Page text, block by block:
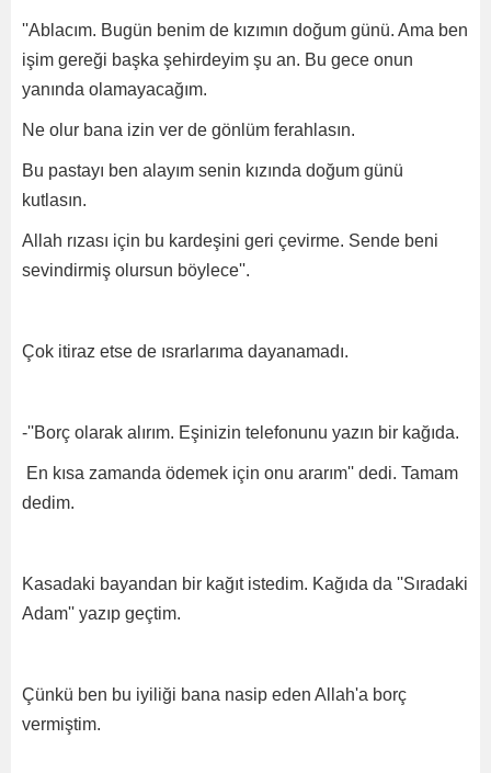
''Ablacım. Bugün benim de kızımın doğum günü. Ama ben
işim gereği başka şehirdeyim şu an. Bu gece onun
yanında olamayacağım.
Ne olur bana izin ver de gönlüm ferahlasın.
Bu pastayı ben alayım senin kızında doğum günü
kutlasın.
Allah rızası için bu kardeşini geri çevirme. Sende beni
sevindirmiş olursun böylece''.
Çok itiraz etse de ısrarlarıma dayanamadı.
-''Borç olarak alırım. Eşinizin telefonunu yazın bir kağıda.
En kısa zamanda ödemek için onu ararım'' dedi. Tamam
dedim.
Kasadaki bayandan bir kağıt istedim. Kağıda da ''Sıradaki
Adam'' yazıp geçtim.
Çünkü ben bu iyiliği bana nasip eden Allah'a borç
vermiştim.